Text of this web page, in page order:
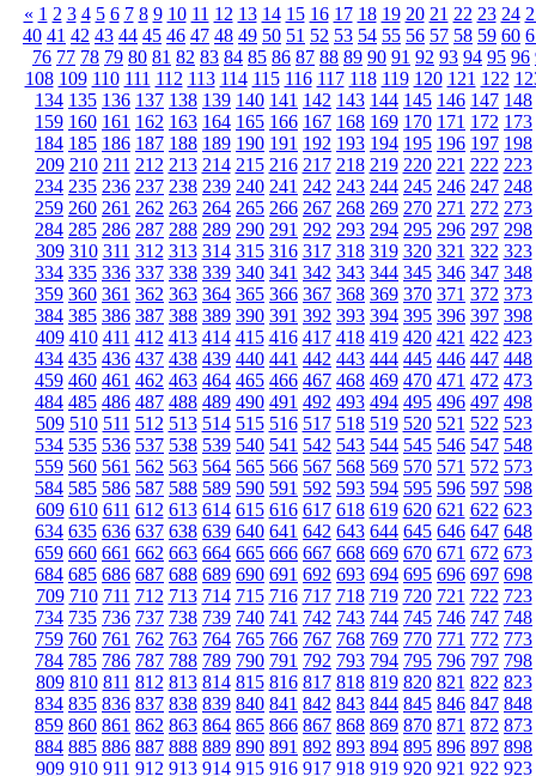
« 1 2 3 4 5 6 7 8 9 10 11 12 13 14 15 16 17 18 19 20 21 22 23 24
40 41 42 43 44 45 46 47 48 49 50 51 52 53 54 55 56 57 58 59 60
76 77 78 79 80 81 82 83 84 85 86 87 88 89 90 91 92 93 94 95 96
108 109 110 111 112 113 114 115 116 117 118 119 120 121 122
134 135 136 137 138 139 140 141 142 143 144 145 146 147 148
159 160 161 162 163 164 165 166 167 168 169 170 171 172 173
184 185 186 187 188 189 190 191 192 193 194 195 196 197 198
209 210 211 212 213 214 215 216 217 218 219 220 221 222 223
234 235 236 237 238 239 240 241 242 243 244 245 246 247 248
259 260 261 262 263 264 265 266 267 268 269 270 271 272 273
284 285 286 287 288 289 290 291 292 293 294 295 296 297 298
309 310 311 312 313 314 315 316 317 318 319 320 321 322 323
334 335 336 337 338 339 340 341 342 343 344 345 346 347 348
359 360 361 362 363 364 365 366 367 368 369 370 371 372 373
384 385 386 387 388 389 390 391 392 393 394 395 396 397 398
409 410 411 412 413 414 415 416 417 418 419 420 421 422 423
434 435 436 437 438 439 440 441 442 443 444 445 446 447 448
459 460 461 462 463 464 465 466 467 468 469 470 471 472 473
484 485 486 487 488 489 490 491 492 493 494 495 496 497 498
509 510 511 512 513 514 515 516 517 518 519 520 521 522 523
534 535 536 537 538 539 540 541 542 543 544 545 546 547 548
559 560 561 562 563 564 565 566 567 568 569 570 571 572 573
584 585 586 587 588 589 590 591 592 593 594 595 596 597 598
609 610 611 612 613 614 615 616 617 618 619 620 621 622 623
634 635 636 637 638 639 640 641 642 643 644 645 646 647 648
659 660 661 662 663 664 665 666 667 668 669 670 671 672 673
684 685 686 687 688 689 690 691 692 693 694 695 696 697 698
709 710 711 712 713 714 715 716 717 718 719 720 721 722 723
734 735 736 737 738 739 740 741 742 743 744 745 746 747 748
759 760 761 762 763 764 765 766 767 768 769 770 771 772 773
784 785 786 787 788 789 790 791 792 793 794 795 796 797 798
809 810 811 812 813 814 815 816 817 818 819 820 821 822 823
834 835 836 837 838 839 840 841 842 843 844 845 846 847 848
859 860 861 862 863 864 865 866 867 868 869 870 871 872 873
884 885 886 887 888 889 890 891 892 893 894 895 896 897 898
909 910 911 912 913 914 915 916 917 918 919 920 921 922 923